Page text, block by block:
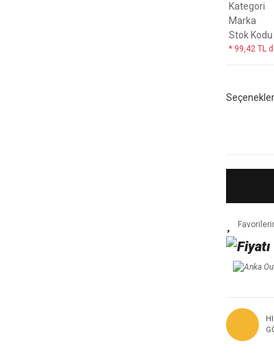
Kategori
Marka
Stok Kodu
* 99,42 TL
Seçenekler